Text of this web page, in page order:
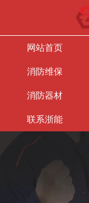
网站首页
消防维保
消防器材
联系浙能